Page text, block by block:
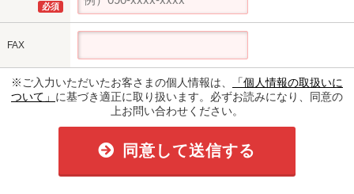
必須
FAX
※ご入力いただいたお客さまの個人情報は、
「個人情報の取扱いに
ついて」 に基づき適正に取り扱います。必ずお読みになり、同意の
上お問い合わせください。
同意して送信する